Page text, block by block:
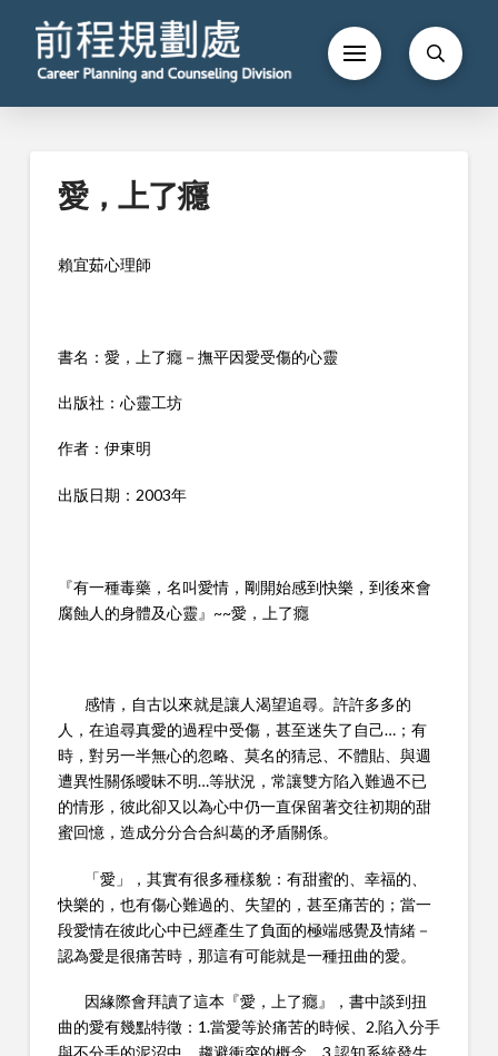
愛，上了癮
賴宜茹心理師
書名：愛，上了癮－撫平因愛受傷的心靈
出版社：心靈工坊
作者：伊東明
出版日期：2003年
『有一種毒藥，名叫愛情，剛開始感到快樂，到後來會
腐蝕人的身體及心靈』~~愛，上了癮
感情，自古以來就是讓人渴望追尋。許許多多的
人，在追尋真愛的過程中受傷，甚至迷失了自己…；有
時，對另一半無心的忽略、莫名的猜忌、不體貼、與週
遭異性關係曖昧不明…等狀況，常讓雙方陷入難過不已
的情形，彼此卻又以為心中仍一直保留著交往初期的甜
蜜回憶，造成分分合合糾葛的矛盾關係。
「愛」，其實有很多種樣貌：有甜蜜的、幸福的、
快樂的，也有傷心難過的、失望的，甚至痛苦的；當一
段愛情在彼此心中已經產生了負面的極端感覺及情緒－
認為愛是很痛苦時，那這有可能就是一種扭曲的愛。
因緣際會拜讀了這本『愛，上了癮』，書中談到扭
曲的愛有幾點特徵：1.當愛等於痛苦的時候、2.陷入分手
與不分手的泥沼中，趨避衝突的概念、3.認知系統發生